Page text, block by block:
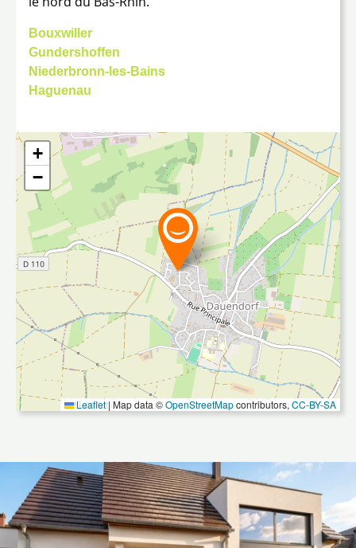
Bouxwiller
Gundershoffen
Niederbronn-les-Bains
Haguenau
+
−
Leaflet| Map data ©OpenStreetMapcontributors, CC-BY-SA
+
−
Leaflet | Map data ©OpenStreetMapcontributors, CC-BY-SA